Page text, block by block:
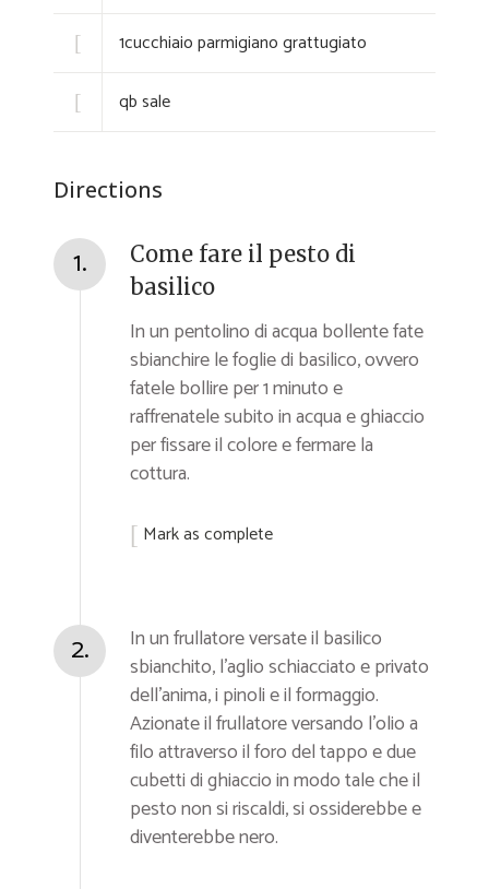
1cucchiaioparmigiano grattugiato
qbsale
Directions
1.
Come fare il pesto di
basilico
In un pentolino di acqua bollente fate
sbianchire le foglie di basilico, ovvero
fatele bollire per 1 minuto e
raffrenatele subito in acqua e ghiaccio
per fissare il colore e fermare la
cottura.
Mark as complete
2.
In un frullatore versate il basilico
sbianchito, l'aglio schiacciato e privato
dell'anima, i pinoli e il formaggio.
Azionate il frullatore versando l'olio a
filo attraverso il foro del tappo e due
cubetti di ghiaccio in modo tale che il
pesto non si riscaldi, si ossiderebbe e
diventerebbe nero.